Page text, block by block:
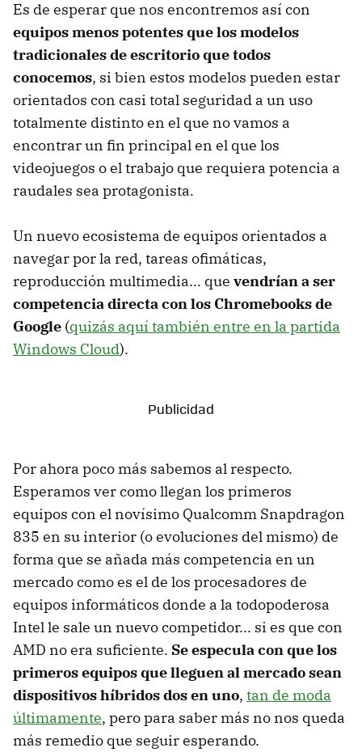
Es de esperar que nos encontremos así con
equipos menos potentes que los modelos
tradicionales de escritorio que todos
conocemos, si bien estos modelos pueden estar
orientados con casi total seguridad a un uso
totalmente distinto en el que no vamos a
encontrar un fin principal en el que los
videojuegos o el trabajo que requiera potencia a
raudales sea protagonista.
Un nuevo ecosistema de equipos orientados a
navegar por la red, tareas ofimáticas,
reproducción multimedia... que vendrían a ser
competencia directa con los Chromebooks de
Google (quizás aquí también entre en la partida
Windows Cloud).
Por ahora poco más sabemos al respecto.
Esperamos ver como llegan los primeros
equipos con el novísimo Qualcomm Snapdragon
835 en su interior (o evoluciones del mismo) de
forma que se añada más competencia en un
mercado como es el de los procesadores de
equipos informáticos donde a la todopoderosa
Intel le sale un nuevo competidor... si es que con
AMD no era suficiente. Se especula con que los
primeros equipos que lleguen al mercado sean
dispositivos híbridos dos en uno, tan de moda
últimamente, pero para saber más no nos queda
más remedio que seguir esperando.